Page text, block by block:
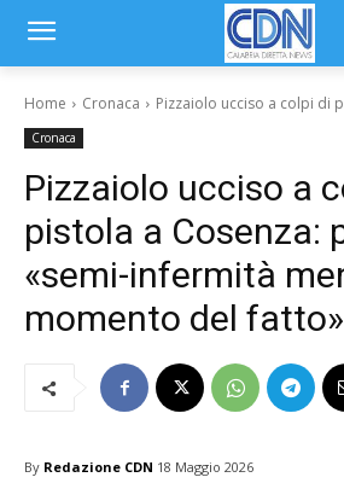
Home Cronaca Pizzaiolo ucciso a colpi di
Cronaca
Pizzaiolo ucciso a
pistola a Cosenza:
«semi-infermità
momento del fatto»
By Redazione CDN 18 Maggio 2026